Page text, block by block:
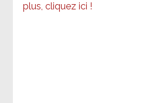
plus, cliquez ici !